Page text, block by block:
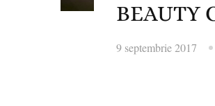
BEAUTY
9 septembrie 2017